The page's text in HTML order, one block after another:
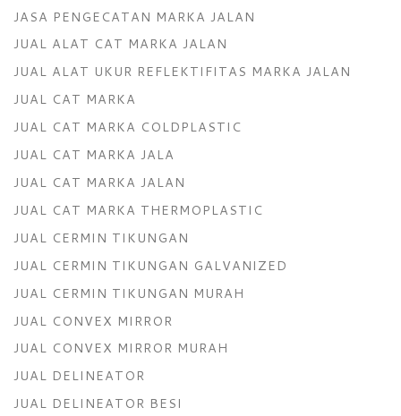
JASA PENGECATAN MARKA JALAN
JUAL ALAT CAT MARKA JALAN
JUAL ALAT UKUR REFLEKTIFITAS MARKA JALAN
JUAL CAT MARKA
JUAL CAT MARKA COLDPLASTIC
JUAL CAT MARKA JALA
JUAL CAT MARKA JALAN
JUAL CAT MARKA THERMOPLASTIC
JUAL CERMIN TIKUNGAN
JUAL CERMIN TIKUNGAN GALVANIZED
JUAL CERMIN TIKUNGAN MURAH
JUAL CONVEX MIRROR
JUAL CONVEX MIRROR MURAH
JUAL DELINEATOR
JUAL DELINEATOR BESI